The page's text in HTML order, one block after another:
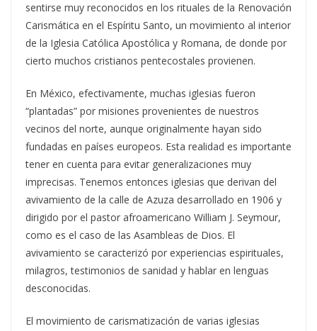
sentirse muy reconocidos en los rituales de la Renovación
Carismática en el Espíritu Santo, un movimiento al interior
de la Iglesia Católica Apostólica y Romana, de donde por
cierto muchos cristianos pentecostales provienen.
En México, efectivamente, muchas iglesias fueron
“plantadas” por misiones provenientes de nuestros
vecinos del norte, aunque originalmente hayan sido
fundadas en países europeos. Esta realidad es importante
tener en cuenta para evitar generalizaciones muy
imprecisas. Tenemos entonces iglesias que derivan del
avivamiento de la calle de Azuza desarrollado en 1906 y
dirigido por el pastor afroamericano William J. Seymour,
como es el caso de las Asambleas de Dios. El
avivamiento se caracterizó por experiencias espirituales,
milagros, testimonios de sanidad y hablar en lenguas
desconocidas.
El movimiento de carismatización de varias iglesias